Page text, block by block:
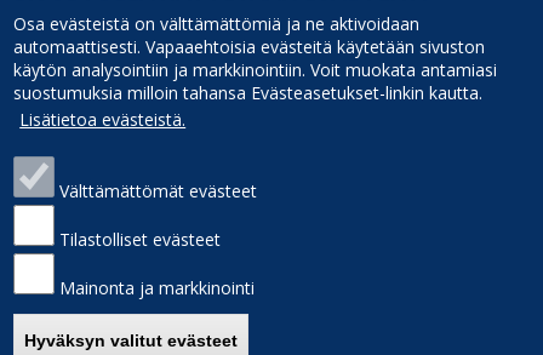
Osa evästeistä on välttämättömiä ja ne aktivoidaan
automaattisesti. Vapaaehtoisia evästeitä käytetään sivuston
käytön analysointiin ja markkinointiin. Voit muokata antamiasi
suostumuksia milloin tahansa Evästeasetukset-linkin kautta.
Lisätietoa evästeistä.
Välttämättömät evästeet
Tilastolliset evästeet
Mainonta ja markkinointi
Hyväksyn valitut evästeet
Hietamaantie 96, 92400 Ruukki
Siikajoen kunta
Virastotie 5A
92400 Ruukki
e-mail: kunnanvirasto(at)siikajoki.fi